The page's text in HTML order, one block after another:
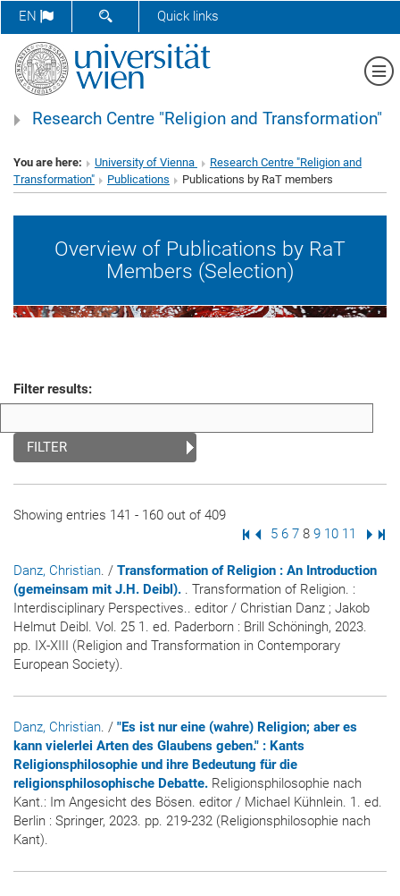
EN SHOW SEARCH FORM
Quick links
Research Centre "Religion and Transformation"
You are here: University of Vienna
Research Centre "Religion and
Transformation"
Publications Publications by RaT members
Overview of Publications by RaT
Members (Selection)
Filter results:
FILTER
Showing entries 141 - 160 out of 409
First Page
Previous Page
Page
5 Page
6 Page
7 Page
8 Page
9 Page
10 Page
11 Next
Danz, Christian. / Transformation of Religion : An Introduction
(gemeinsam mit J.H. Deibl). . Transformation of Religion. :
Interdisciplinary Perspectives.. editor / Christian Danz ; Jakob
Helmut Deibl. Vol. 25 1. ed. Paderborn : Brill Schöningh, 2023.
pp. IX-XIII (Religion and Transformation in Contemporary
European Society).
Danz, Christian. / "Es ist nur eine (wahre) Religion; aber es
kann vielerlei Arten des Glaubens geben." : Kants
Religionsphilosophie und ihre Bedeutung für die
religionsphilosophische Debatte. Religionsphilosophie nach
Kant.: Im Angesicht des Bösen. editor / Michael Kühnlein. 1. ed.
Berlin : Springer, 2023. pp. 219-232 (Religionsphilosophie nach
Kant).